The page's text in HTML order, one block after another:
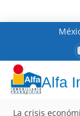
Alfa
La crisis